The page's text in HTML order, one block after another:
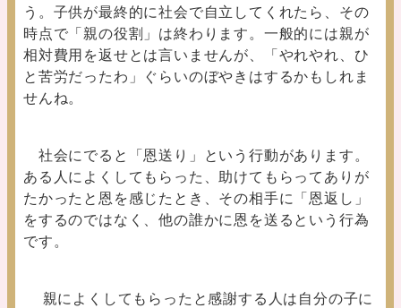
う。子供が最終的に社会で自立してくれたら、その
時点で「親の役割」は終わります。一般的には親が
相対費用を返せとは言いませんが、「やれやれ、ひ
と苦労だったわ」ぐらいのぼやきはするかもしれま
せんね。
社会にでると「恩送り」という行動があります。
ある人によくしてもらった、助けてもらってありが
たかったと恩を感じたとき、その相手に「恩返し」
をするのではなく、他の誰かに恩を送るという行為
です。
親によくしてもらったと感謝する人は自分の子に